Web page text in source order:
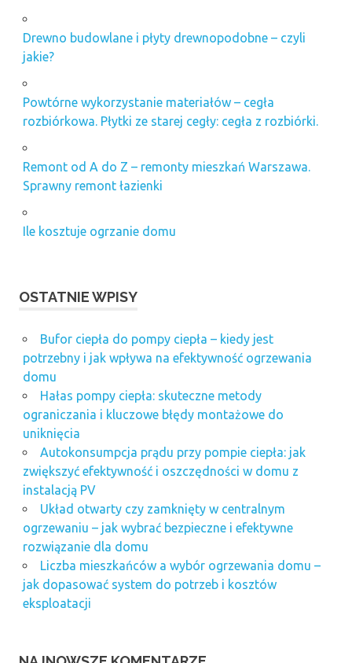
Drewno budowlane i płyty drewnopodobne – czyli
jakie?
Powtórne wykorzystanie materiałów – cegła
rozbiórkowa. Płytki ze starej cegły: cegła z rozbiórki.
Remont od A do Z – remonty mieszkań Warszawa.
Sprawny remont łazienki
Ile kosztuje ogrzanie domu
OSTATNIE WPISY
Bufor ciepła do pompy ciepła – kiedy jest
potrzebny i jak wpływa na efektywność ogrzewania
domu
Hałas pompy ciepła: skuteczne metody
ograniczania i kluczowe błędy montażowe do
uniknięcia
Autokonsumpcja prądu przy pompie ciepła: jak
zwiększyć efektywność i oszczędności w domu z
instalacją PV
Układ otwarty czy zamknięty w centralnym
ogrzewaniu – jak wybrać bezpieczne i efektywne
rozwiązanie dla domu
Liczba mieszkańców a wybór ogrzewania domu –
jak dopasować system do potrzeb i kosztów
eksploatacji